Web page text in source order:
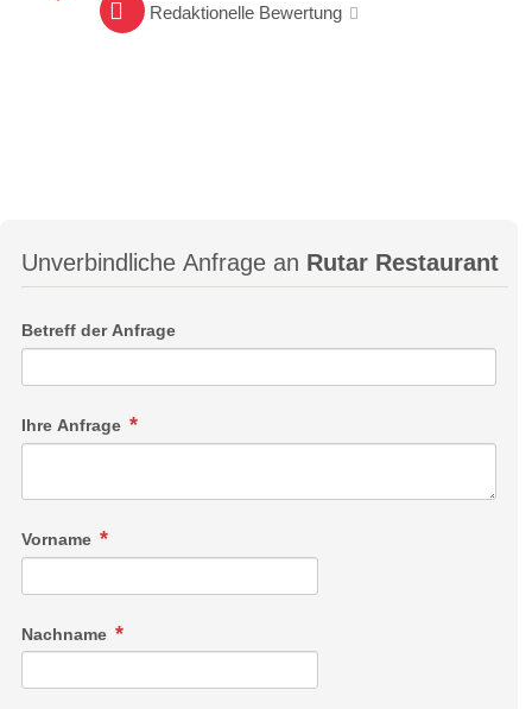
Redaktionelle Bewertung
Unverbindliche Anfrage an Rutar Restaurant
Betreff der Anfrage
Ihre Anfrage
Vorname
Nachname